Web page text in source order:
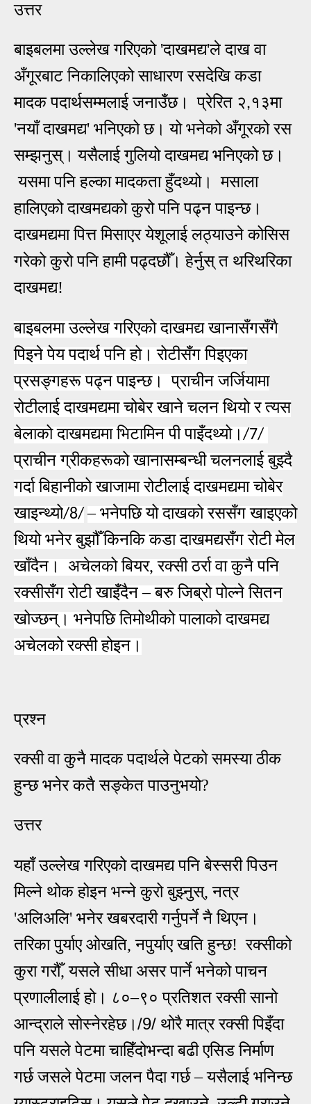
उत्तर
बाइबलमा उल्लेख गरिएको 'दाखमद्य'ले दाख वा
अँगूरबाट निकालिएको साधारण रसदेखि कडा
मादक पदार्थसम्मलाई जनाउँछ। प्रेरित २,१३मा
'नयाँ दाखमद्य' भनिएको छ। यो भनेको अँगूरको रस
सम्झनुस्। यसैलाई गुलियो दाखमद्य भनिएको छ।
यसमा पनि हल्का मादकता हुँदथ्यो। मसाला
हालिएको दाखमद्यको कुरो पनि पढ्न पाइन्छ।
दाखमद्यमा पित्त मिसाएर येशूलाई लठ्याउने कोसिस
गरेको कुरो पनि हामी पढ्दछौँ। हेर्नुस् त थरिथरिका
दाखमद्य!
बाइबलमा उल्लेख गरिएको दाखमद्य खानासँगसँगै
पिइने पेय पदार्थ पनि हो। रोटीसँग पिइएका
प्रसङ्गहरू पढ्न पाइन्छ। प्राचीन जर्जियामा
रोटीलाई दाखमद्यमा चोबेर खाने चलन थियो र त्यस
बेलाको दाखमद्यमा भिटामिन पी पाइँदथ्यो। /7/
प्राचीन ग्रीकहरूको खानासम्बन्धी चलनलाई बुझ्दै
गर्दा बिहानीको खाजामा रोटीलाईदाखमद्यमा चोबेर
खाइन्थ्यो/8/ – भनेपछि यो दाखको रससँग खाइएको
थियो भनेर बुझौँ किनकि कडा दाखमद्यसँग रोटी मेल
खाँदैन। अचेलको बियर, रक्सी ठर्रा वा कुनै पनि
रक्सीसँग रोटी खाइँदैन–बरु जिब्रो पोल्ने सितन
खोज्छन्। भनेपछि तिमोथीको पालाको दाखमद्य
अचेलको रक्सी होइन।
प्रश्न
रक्सी वा कुनै मादक पदार्थले पेटको समस्या ठीक
हुन्छ भनेर कतै सङ्केत पाउनुभयो?
उत्तर
यहाँ उल्लेख गरिएको दाखमद्य पनि बेस्सरी पिउन
मिल्ने थोक होइन भन्ने कुरो बुझ्नुस्, नत्र
'अलिअलि' भनेर खबरदारी गर्नुपर्ने नै थिएन।
तरिका पुर्याए ओखति, नपुर्याए खति हुन्छ! रक्सीको
कुरा गरौँ,यसले सीधा असर पार्ने भनेको पाचन
प्रणालीलाई हो। ८०–९० प्रतिशत रक्सी सानो
आन्द्राले सोस्नेरहेछ।/9/ थोरै मात्र रक्सी पिइँदा
पनि यसले पेटमा चाहिँदोभन्दा बढी एसिड निर्माण
गर्छ जसले पेटमा जलन पैदा गर्छ–यसैलाई भनिन्छ